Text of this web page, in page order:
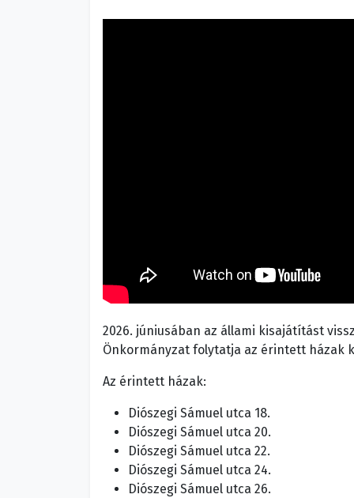
2026. júniusában az állami kisajátítást
Önkormányzat folytatja az érintett házak
Az érintett házak:
Diószegi Sámuel utca 18.
Diószegi Sámuel utca 20.
Diószegi Sámuel utca 22.
Diószegi Sámuel utca 24.
Diószegi Sámuel utca 26.